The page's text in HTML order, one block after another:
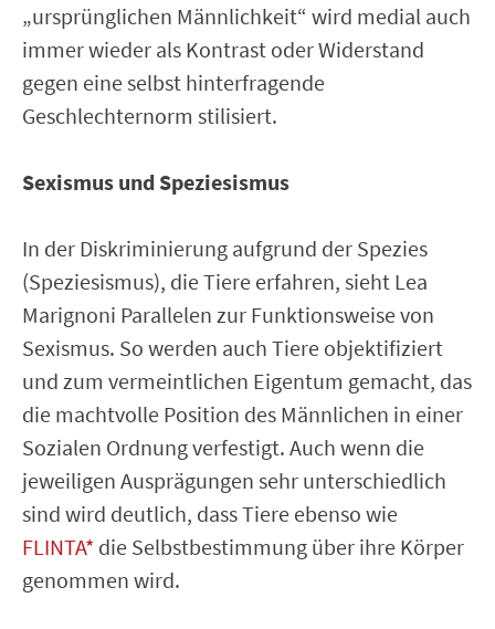
„ursprünglichen Männlichkeit“ wird medial auch
immer wieder als Kontrast oder Widerstand
gegen eine selbst hinterfragende
Geschlechternorm stilisiert.
Sexismus und Speziesismus
In der Diskriminierung aufgrund der Spezies
(Speziesismus), die Tiere erfahren, sieht Lea
Marignoni Parallelen zur Funktionsweise von
Sexismus. So werden auch Tiere objektifiziert
und zum vermeintlichen Eigentum gemacht, das
die machtvolle Position des Männlichen in einer
Sozialen Ordnung verfestigt. Auch wenn die
jeweiligen Ausprägungen sehr unterschiedlich
sind wird deutlich, dass Tiere ebenso wie
FLINTA* die Selbstbestimmung über ihre Körper
genommen wird.